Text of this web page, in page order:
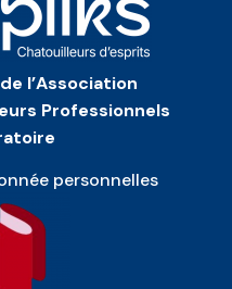
l’Association
Professionnels
personnelles